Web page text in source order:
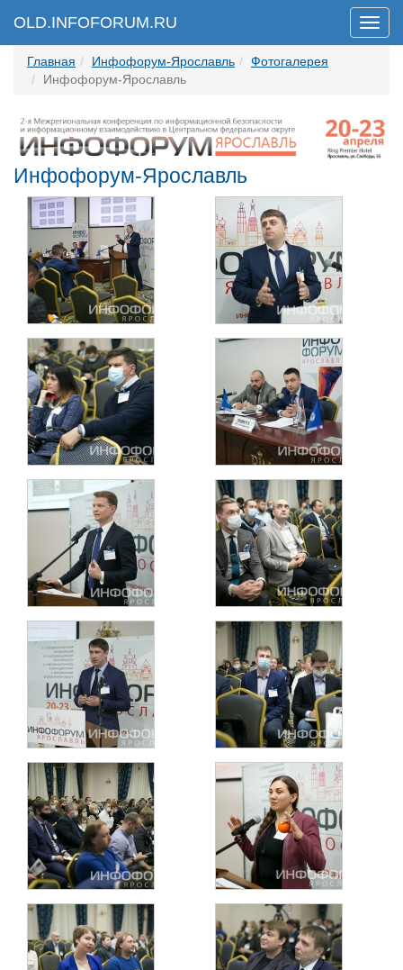
Меню
OLD.INFOFORUM.RU
Главная Инфофорум-Ярославль
Фотогалерея
Инфофорум-Ярославль
Инфофорум-Ярославль